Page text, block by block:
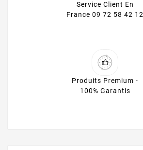
Service Client En
France 09 72 58 42 12
Produits Premium -
100% Garantis